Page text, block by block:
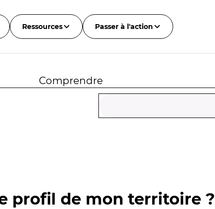
Ressources Passer à l'action
Comprendre
profil de mon territoire ?